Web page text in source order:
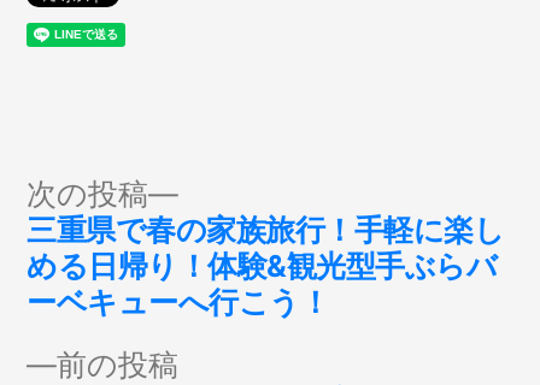
投
稿
前の投稿
次の投稿
次
の
投
稿:
三重県で春の家族旅行！手軽に楽し
める日帰り！体験&観光型手ぶらバ
ーベキューへ行こう！